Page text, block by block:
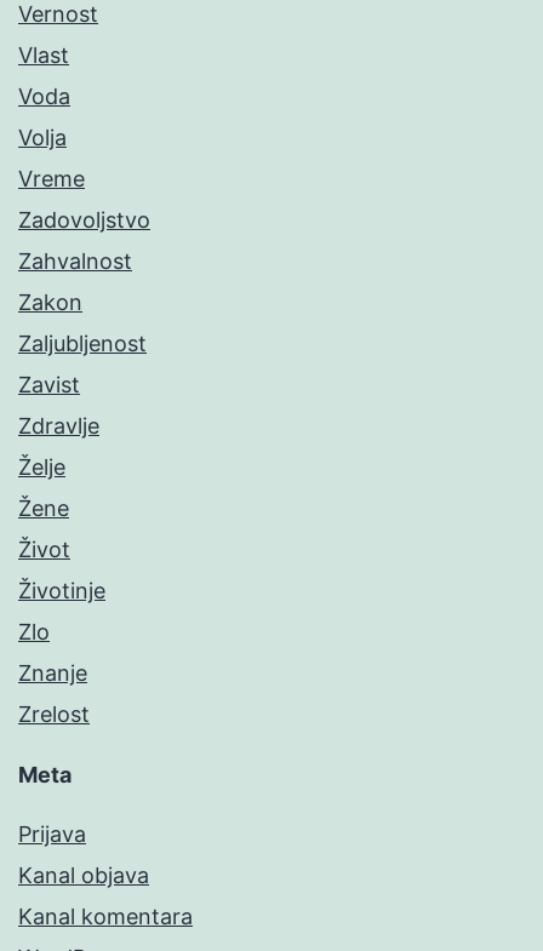
Vernost
Vlast
Voda
Volja
Vreme
Zadovoljstvo
Zahvalnost
Zakon
Zaljubljenost
Zavist
Zdravlje
Želje
Žene
Život
Životinje
Zlo
Znanje
Zrelost
Meta
Prijava
Kanal objava
Kanal komentara